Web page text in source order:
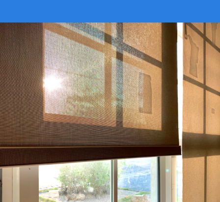
VER CATÁLOGO